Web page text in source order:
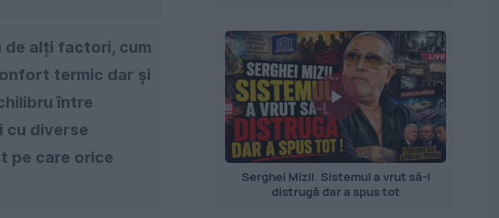
de alți factori, cum
termic dar și
între
cu diverse
pe care orice
Serghei Mizil. Sistemul a vrut să-l
distrugă dar a spus tot